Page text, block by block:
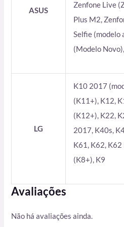
ASUS
Zenfone Live
Plus M2,
Selfie (modelo
(Modelo
LG
K10 2017
(K11+), K12,
(K12+), K22,
2017, K40s,
K61, K62, K62
(K8+), K9
Avaliações
Não há avaliações ainda.